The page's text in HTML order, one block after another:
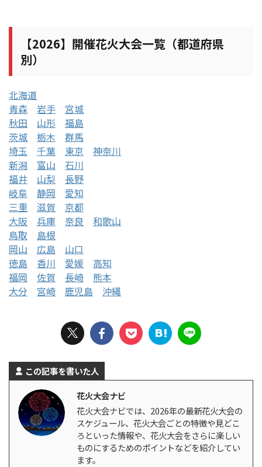
【2026】開催花火大会一覧（都道府県
別）
北海道
青森
岩手
宮城
秋田
山形
福島
茨城
栃木
群馬
埼玉
千葉 東京
神奈川
新潟
富山
石川
福井
山梨
長野
岐阜
静岡
愛知
三重
滋賀
京都
大阪
兵庫 奈良
和歌山
鳥取
島根
岡山
広島
山口
徳島
香川 愛媛
高知
福岡
佐賀 長崎
熊本
大分
宮崎 鹿児島 沖縄
この記事を書いた人
花火大会ナビ
花火大会ナビでは、2026年の最新花火大会の
スケジュール、花火大会ごとの特徴や見どこ
ろといった情報や、花火大会をさらに楽しい
ものにするためのポイントなどを紹介してい
ます。